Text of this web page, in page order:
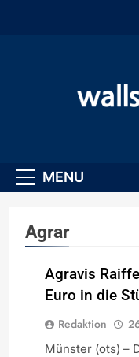
MENU
Agrar
WIRTSCHAFT
Agravis
Euro in die
Redaktion
Münster (ots) –